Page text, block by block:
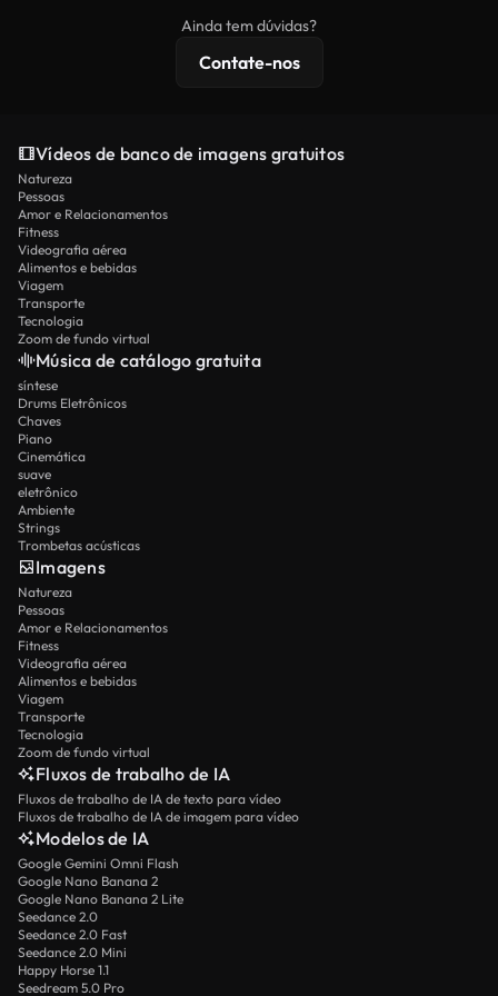
licenciamento estendidas.
Ainda tem dúvidas?
Contate-nos
Vídeos de banco de imagens gratuitos
Natureza
Pessoas
Amor e Relacionamentos
Fitness
Videografia aérea
Alimentos e bebidas
Viagem
Transporte
Tecnologia
Zoom de fundo virtual
Música de catálogo gratuita
síntese
Drums Eletrônicos
Chaves
Piano
Cinemática
suave
eletrônico
Ambiente
Strings
Trombetas acústicas
Imagens
Natureza
Pessoas
Amor e Relacionamentos
Fitness
Videografia aérea
Alimentos e bebidas
Viagem
Transporte
Tecnologia
Zoom de fundo virtual
Fluxos de trabalho de IA
Fluxos de trabalho de IA de texto para vídeo
Fluxos de trabalho de IA de imagem para vídeo
Modelos de IA
Google Gemini Omni Flash
Google Nano Banana 2
Google Nano Banana 2 Lite
Seedance 2.0
Seedance 2.0 Fast
Seedance 2.0 Mini
Happy Horse 1.1
Seedream 5.0 Pro